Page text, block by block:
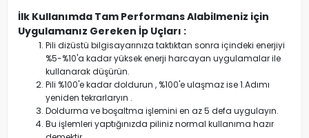
İlk Kullanımda Tam Performans Alabilmeniz için
Uygulamanız Gereken İp Uçları :
Pili dizüstü bilgisayarınıza taktıktan sonra içindeki enerjiyi
%5-%10'a kadar yüksek enerji harcayan uygulamalar ile
kullanarak düşürün.
Pili %100'e kadar doldurun , %100'e ulaşmaz ise 1.Adımı
yeniden tekrarlaryın .
Doldurma ve boşaltma işlemini en az 5 defa uygulayın.
Bu işlemleri yaptığınızda piliniz normal kullanıma hazır